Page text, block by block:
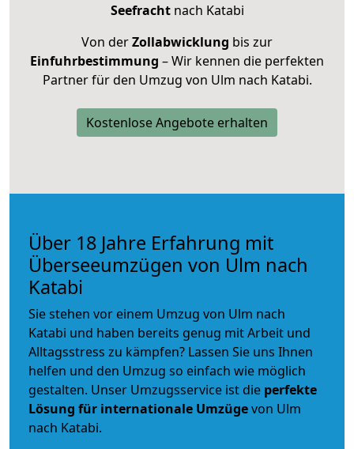
Seefrachtnach Katabi
Von derZollabwicklung bis zur
Einfuhrbestimmung – Wir kennen die perfekten
Partner für den Umzug von Ulm nach Katabi.
Kostenlose Angebote erhalten
Über 18 Jahre Erfahrung mit
Überseeumzügen von Ulm nach
Katabi
Sie stehen vor einem Umzug von Ulm nach
Katabi und haben bereits genug mit Arbeit und
Alltagsstress zu kämpfen? Lassen Sie uns Ihnen
helfen und den Umzug so einfach wie möglich
gestalten. Unser Umzugsservice ist die perfekte
Lösung für internationale Umzügevon Ulm
nach Katabi.